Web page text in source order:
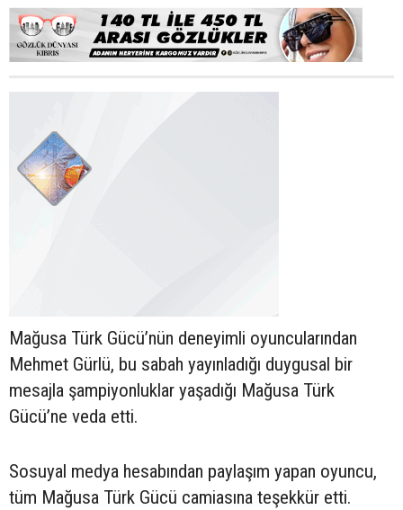
Mağusa Türk Gücü’nün deneyimli oyuncularından
Mehmet Gürlü, bu sabah yayınladığı duygusal bir
mesajla şampiyonluklar yaşadığı Mağusa Türk
Gücü’ne veda etti.
Sosuyal medya hesabından paylaşım yapan oyuncu,
tüm Mağusa Türk Gücü camiasına teşekkür etti.